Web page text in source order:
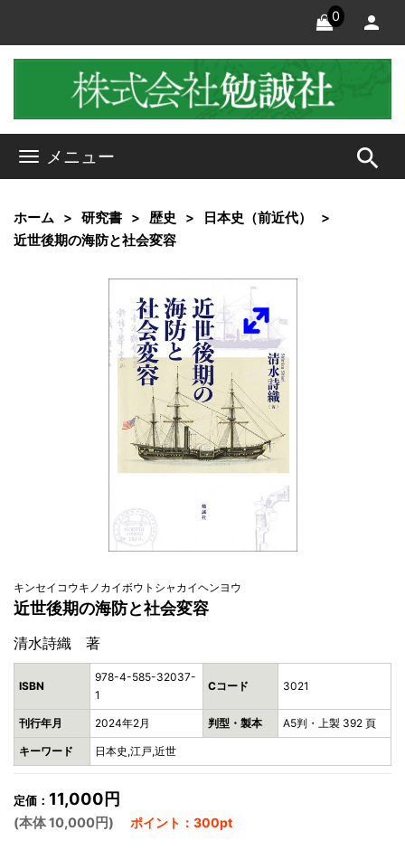
0
メニュー search
ホーム 研究書 歴史
日本史（前近代）
近世後期の海防と社会変容
キンセイコウキノカイボウトシャカイヘンヨウ
近世後期の海防と社会変容
清水詩織 著
ISBN
978-4-585-32037-
1
Cコード 3021
刊行年月 2024年2月 判型・製本 A5判・上製 392 頁
キーワード 日本史,江戸,近世
定価： 11,000円
(本体 10,000円) ポイント：300pt